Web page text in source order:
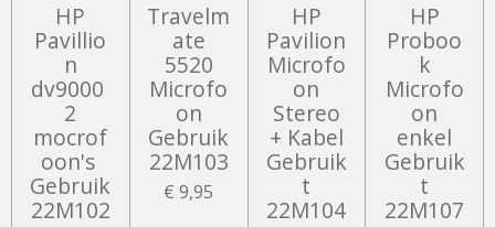
HP
Pavillio
n
dv9000
2
mocrof
oon's
Gebruik
22M102
Travelm
ate
5520
Microfo
on
Gebruik
22M103
€ 9,95
HP
Pavilion
Microfo
on
Stereo
+ Kabel
Gebruik
t
22M104
HP
Proboo
k
Microfo
on
enkel
Gebruik
t
22M107